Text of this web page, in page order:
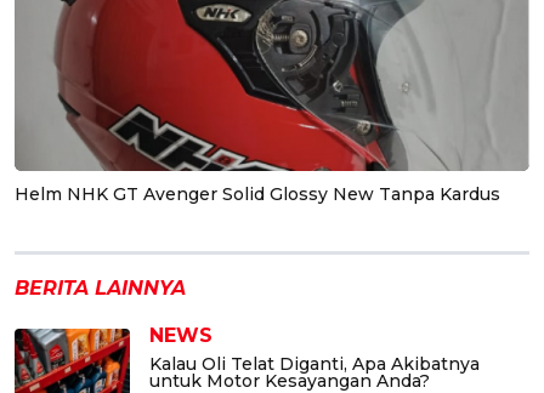
Helm NHK GT Avenger Solid Glossy New Tanpa Kardus
BERITA LAINNYA
NEWS
Kalau Oli Telat Diganti, Apa Akibatnya
untuk Motor Kesayangan Anda?